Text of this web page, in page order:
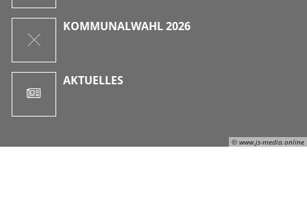
© www.js-media.online
KOMMUNALWAHL 2026
AKTUELLES